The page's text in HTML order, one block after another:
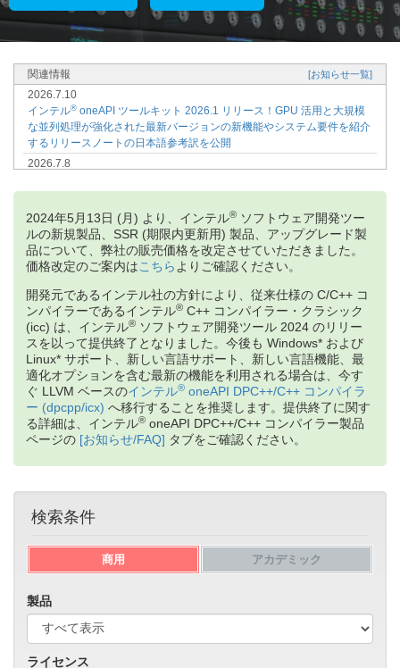
関連情報 [お知らせ一覧]
2026.7.10
インテル® oneAPI ツールキット 2026.1 リリース！GPU 活用と大規模
な並列処理が強化された最新バージョンの新機能やシステム要件を紹介
するリリースノートの日本語参考訳を公開
2026.7.8
受付開始【参加無料 | オンライン | プレゼント・キャンペーン】
2026.6.26
【オンデマンド配信開始】インテル ®ソフトウェア開発製品で始める
Fortran on Windows* ～ Visual Studio* 環境での Fortran アプリケーシ
開開始
2026.5.20
7/10 (金) インテル ®ソフトウェア開発ツール 2026 リリース記念セミナ
ー開催決定 ～ インテル
®ソフトウェア開発ツールのバージョン 2026 に
関する主な変更点を紹介 ～
2026.5.14
データセンターやクライアント向け CPU と GPU のパフォーマンスを
加速！インテル
ソフトウェア開発ツールの最新バージョン 2026 に対
応する有償サポート製品を提供開始
® ™
2026.4.17
Windows* ～ Visual Studio* 環境での Fortran アプリケーション開発手
法入門 ～【参加無料、事前登録制】
2026.4.17
【オンデマンド配信開始】インテル
OpenMP* アプリケーションの最適化セミナーのトレーニング資料、動
画を購入者限定サイトで公開開始
2026.3.3
2024年5月13日 (月) より、インテル® ソフトウェア開発ツー
ルの新規製品、SSR (期限内更新用) 製品、アップグレード製
品について、弊社の販売価格を改定させていただきました。
価格改定のご案内はこちら よりご確認ください。
開発元であるインテル社の方針により、従来仕様の C/C++ コ
ンパイラーであるインテル® C++ コンパイラー・クラシック
(icc) は、インテル® ソフトウェア開発ツール 2024 のリリー
スを以って提供終了となりました。今後も Windows* および
Linux* サポート、新しい言語サポート、新しい言語機能、最
適化オプションを含む最新の機能を利用される場合は、今す
ぐ LLVM ベースのインテル® oneAPI DPC++/C++ コンパイラ
ー (dpcpp/icx) へ移行することを推奨します。提供終了に関す
る詳細は、インテル® oneAPI DPC++/C++ コンパイラー製品
ページの [お知らせ/FAQ] タブをご確認ください。
検索条件
商用 アカデミック
製品
ライセンス